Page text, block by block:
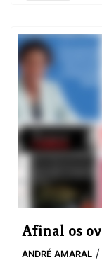
Afinal os
ANDRÉ AMARAL /